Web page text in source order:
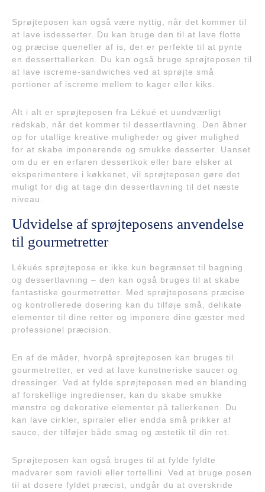
Sprøjteposen kan også være nyttig, når det kommer til
at lave isdesserter. Du kan bruge den til at lave flotte
og præcise queneller af is, der er perfekte til at pynte
en desserttallerken. Du kan også bruge sprøjteposen til
at lave iscreme-sandwiches ved at sprøjte små
portioner af iscreme mellem to kager eller kiks.
Alt i alt er sprøjteposen fra Lékué et uundværligt
redskab, når det kommer til dessertlavning. Den åbner
op for utallige kreative muligheder og giver mulighed
for at skabe imponerende og smukke desserter. Uanset
om du er en erfaren dessertkok eller bare elsker at
eksperimentere i køkkenet, vil sprøjteposen gøre det
muligt for dig at tage din dessertlavning til det næste
niveau.
Udvidelse af sprøjteposens anvendelse
til gourmetretter
Lékués sprøjtepose er ikke kun begrænset til bagning
og dessertlavning – den kan også bruges til at skabe
fantastiske gourmetretter. Med sprøjteposens præcise
og kontrollerede dosering kan du tilføje små, delikate
elementer til dine retter og imponere dine gæster med
professionel præcision.
En af de måder, hvorpå sprøjteposen kan bruges til
gourmetretter, er ved at lave kunstneriske saucer og
dressinger. Ved at fylde sprøjteposen med en blanding
af forskellige ingredienser, kan du skabe smukke
mønstre og dekorative elementer på tallerkenen. Du
kan lave cirkler, spiraler eller endda små prikker af
sauce, der tilføjer både smag og æstetik til din ret.
Sprøjteposen kan også bruges til at fylde fyldte
madvarer som ravioli eller tortellini. Ved at bruge posen
til at dosere fyldet præcist, undgår du at overskride